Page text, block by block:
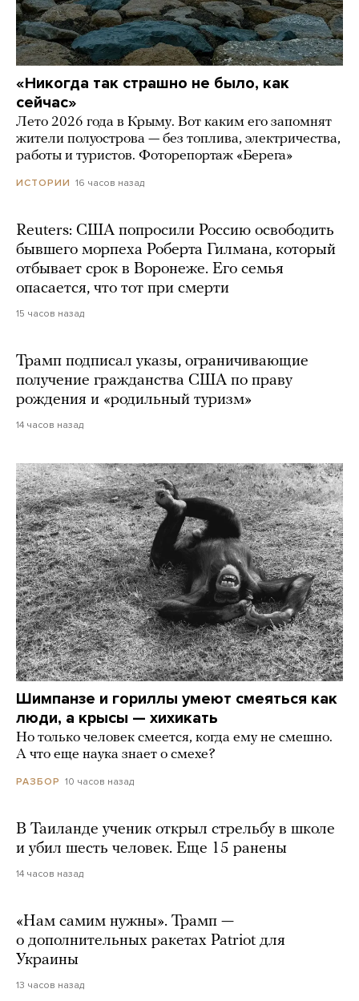
«Никогда так страшно не было, как
сейчас»
Лето 2026 года в Крыму. Вот каким его запомнят
жители полуострова — без топлива, электричества,
работы и туристов. Фоторепортаж «Берега»
ИСТОРИИ 16 часов назад
Reuters: США попросили Россию освободить
бывшего морпеха Роберта Гилмана, который
отбывает срок в Воронеже. Его семья
опасается, что тот при смерти
15 часов назад
Трамп подписал указы, ограничивающие
получение гражданства США по праву
рождения и «родильный туризм»
14 часов назад
Шимпанзе и гориллы умеют смеяться как
люди, а крысы — хихикать
Но только человек смеется, когда ему не смешно.
А что еще наука знает о смехе?
РАЗБОР 10 часов назад
В Таиланде ученик открыл стрельбу в школе
и убил шесть человек. Еще 15 ранены
14 часов назад
«Нам самим нужны». Трамп —
о дополнительных ракетах Patriot для
Украины
13 часов назад